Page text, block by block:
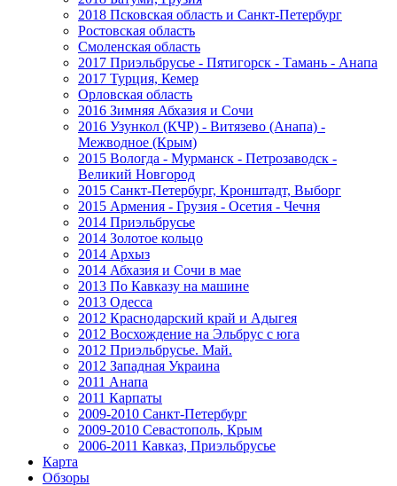
2018 Псковская область и Санкт-Петербург
Ростовская область
Смоленская область
2017 Приэльбрусье - Пятигорск - Тамань - Анапа
2017 Турция, Кемер
Орловская область
2016 Зимняя Абхазия и Сочи
2016 Узункол (КЧР) - Витязево (Анапа) -
Межводное (Крым)
2015 Вологда - Мурманск - Петрозаводск -
Великий Новгород
2015 Санкт-Петербург, Кронштадт, Выборг
2015 Армения - Грузия - Осетия - Чечня
2014 Приэльбрусье
2014 Золотое кольцо
2014 Архыз
2014 Абхазия и Сочи в мае
2013 По Кавказу на машине
2013 Одесса
2012 Краснодарский край и Адыгея
2012 Восхождение на Эльбрус с юга
2012 Приэльбрусье. Май.
2012 Западная Украина
2011 Анапа
2011 Карпаты
2009-2010 Санкт-Петербург
2009-2010 Севастополь, Крым
2006-2011 Кавказ, Приэльбрусье
Карта
Обзоры